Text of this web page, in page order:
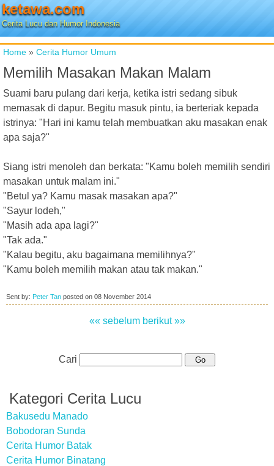
ketawa.com
Cerita Lucu dan Humor Indonesia
Home » Cerita Humor Umum
Memilih Masakan Makan Malam
Suami baru pulang dari kerja, ketika istri sedang sibuk
memasak di dapur. Begitu masuk pintu, ia berteriak kepada
istrinya: "Hari ini kamu telah membuatkan aku masakan enak
apa saja?"
Siang istri menoleh dan berkata: "Kamu boleh memilih sendiri
masakan untuk malam ini."
"Betul ya? Kamu masak masakan apa?"
"Sayur lodeh,"
"Masih ada apa lagi?"
"Tak ada."
"Kalau begitu, aku bagaimana memilihnya?"
"Kamu boleh memilih makan atau tak makan."
Sent by: Peter Tan posted on 08 November 2014
«« sebelum berikut »»
Cari
Kategori Cerita Lucu
Bakusedu Manado
Bobodoran Sunda
Cerita Humor Batak
Cerita Humor Binatang